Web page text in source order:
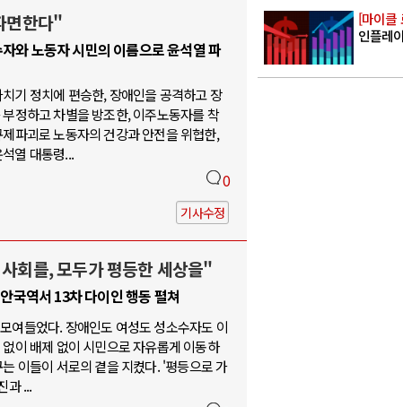
면한다"
와 노동자 시민의 이름으로 윤석열 파
기 정치에 편승한, 장애인을 공격하고 장
정하고 차별을 방조한, 이주노동자를 착
파괴로 노동자의 건강과 안전을 위협한,
열 대통령...
0
기사수정
회를, 모두가 평등한 세상을"
국역서 13차 다이인 행동 펼쳐
여들었다. 장애인도 여성도 성소수자도 이
이 배제 없이 시민으로 자유롭게 이동하
이들이 서로의 곁을 지켰다. '평등으로 가
과 ...
[마이클
인플레